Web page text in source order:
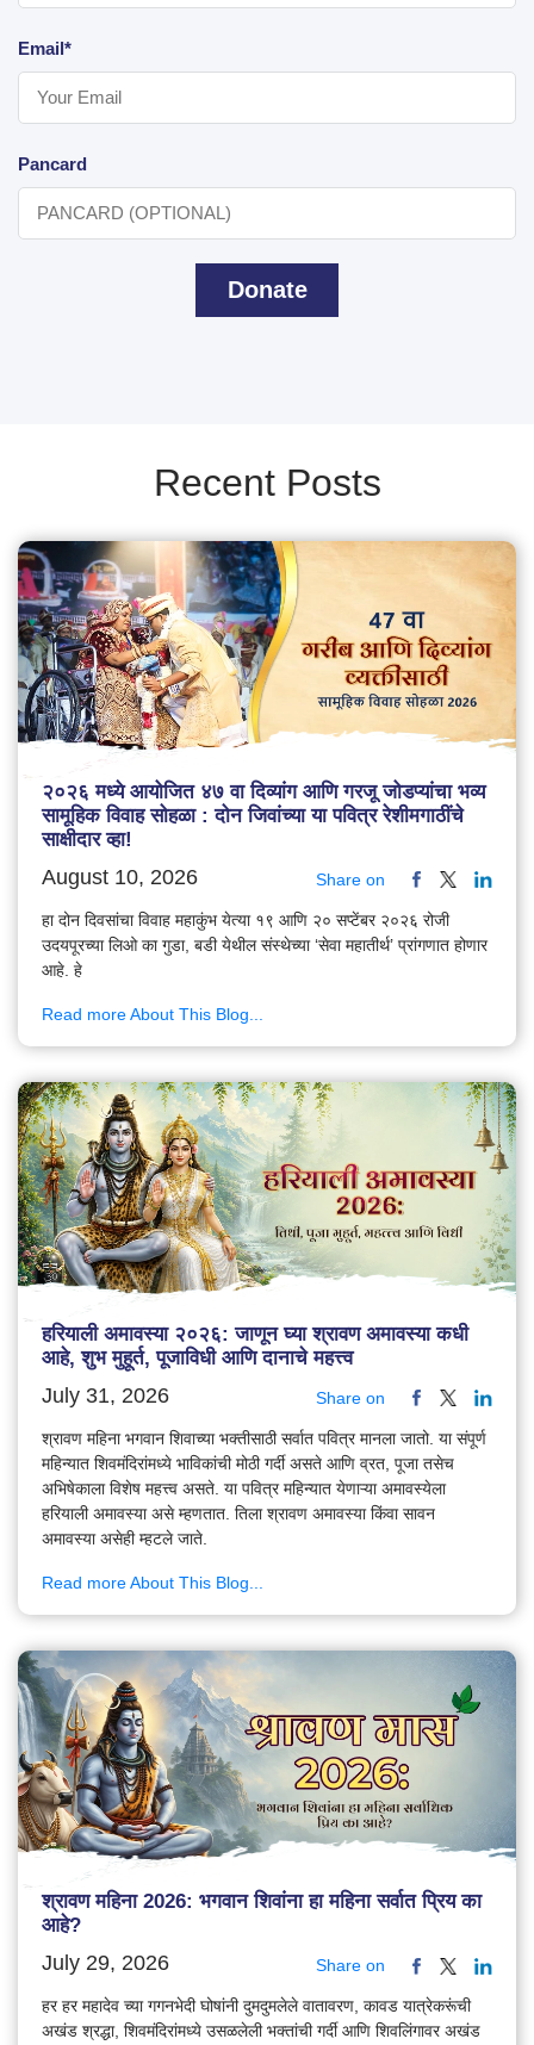
Email*
Pancard
Donate
Recent Posts
२०२६ मध्ये आयोजित ४७ वा दिव्यांग आणि गरजू जोडप्यांचा भव्य
सामूहिक विवाह सोहळा : दोन जिवांच्या या पवित्र रेशीमगाठींचे
साक्षीदार व्हा!
August 10, 2026 Share on
हा दोन दिवसांचा विवाह महाकुंभ येत्या १९ आणि २० सप्टेंबर २०२६ रोजी
उदयपूरच्या लिओ का गुडा, बडी येथील संस्थेच्या ‘सेवा महातीर्थ’ प्रांगणात होणार
आहे. हे
Read more About This Blog...
हरियाली अमावस्या २०२६: जाणून घ्या श्रावण अमावस्या कधी
आहे, शुभ मुहूर्त, पूजाविधी आणि दानाचे महत्त्व
July 31, 2026 Share on
श्रावण महिना भगवान शिवाच्या भक्तीसाठी सर्वात पवित्र मानला जातो. या संपूर्ण
महिन्यात शिवमंदिरांमध्ये भाविकांची मोठी गर्दी असते आणि व्रत, पूजा तसेच
अभिषेकाला विशेष महत्त्व असते. या पवित्र महिन्यात येणाऱ्या अमावस्येला
हरियाली अमावस्या असे म्हणतात. तिला श्रावण अमावस्या किंवा सावन
अमावस्या असेही म्हटले जाते.
Read more About This Blog...
श्रावण महिना 2026: भगवान शिवांना हा महिना सर्वात प्रिय का
आहे?
July 29, 2026 Share on
हर हर महादेव च्या गगनभेदी घोषांनी दुमदुमलेले वातावरण, कावड यात्रेकरूंची
अखंड श्रद्धा, शिवमंदिरांमध्ये उसळलेली भक्तांची गर्दी आणि शिवलिंगावर अखंड